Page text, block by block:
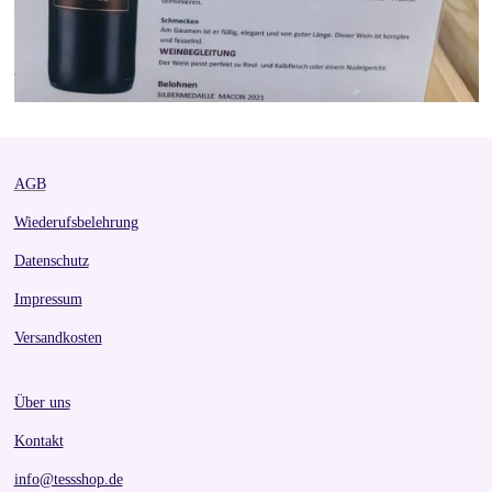
AGB
Wiederufsbelehrung
Datenschutz
Impressum
Versandkosten
Über uns
Kontakt
info@tessshop.de